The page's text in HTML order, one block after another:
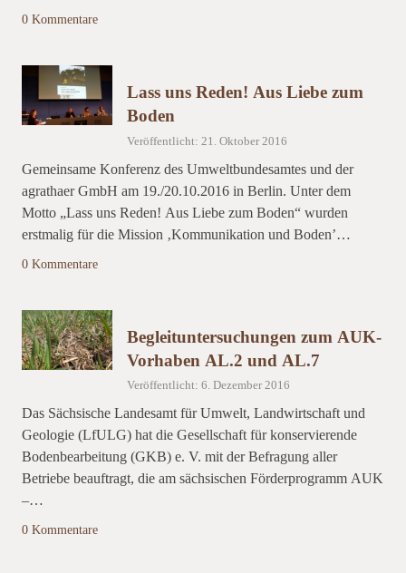
0 Kommentare
Lass uns Reden! Aus Liebe zum
Boden
Veröffentlicht: 21. Oktober 2016
Gemeinsame Konferenz des Umweltbundesamtes und der
agrathaer GmbH am 19./20.10.2016 in Berlin. Unter dem
Motto „Lass uns Reden! Aus Liebe zum Boden“ wurden
erstmalig für die Mission ‚Kommunikation und Boden’…
0 Kommentare
Begleituntersuchungen zum AUK-
Vorhaben AL.2 und AL.7
Veröffentlicht: 6. Dezember 2016
Das Sächsische Landesamt für Umwelt, Landwirtschaft und
Geologie (LfULG) hat die Gesellschaft für konservierende
Bodenbearbeitung (GKB) e. V. mit der Befragung aller
Betriebe beauftragt, die am sächsischen Förderprogramm AUK
–…
0 Kommentare